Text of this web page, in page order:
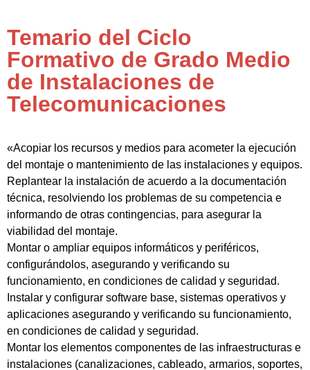
Temario del Ciclo
Formativo de Grado Medio
de Instalaciones de
Telecomunicaciones
«Acopiar los recursos y medios para acometer la ejecución
del montaje o mantenimiento de las instalaciones y equipos.
Replantear la instalación de acuerdo a la documentación
técnica, resolviendo los problemas de su competencia e
informando de otras contingencias, para asegurar la
viabilidad del montaje.
Montar o ampliar equipos informáticos y periféricos,
configurándolos, asegurando y verificando su
funcionamiento, en condiciones de calidad y seguridad.
Instalar y configurar software base, sistemas operativos y
aplicaciones asegurando y verificando su funcionamiento,
en condiciones de calidad y seguridad.
Montar los elementos componentes de las infraestructuras e
instalaciones (canalizaciones, cableado, armarios, soportes,